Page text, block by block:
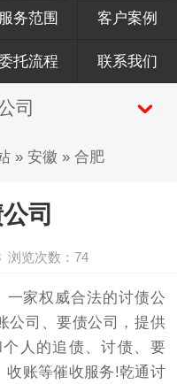
服务范围 客户案例
托流程 联系我们
司
» 安徽 » 合肥
司
浏览次数：74
一家权威合法的讨债公
公司、要债公司，提供
人的追债、讨债、 要
收账等催收服务!乾通讨